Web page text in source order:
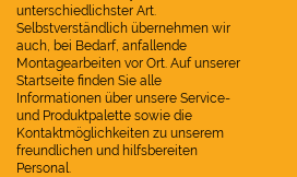
unterschiedlichster Art.
Selbstverständlich übernehmen wir
auch, bei Bedarf, anfallende
Montagearbeiten vor Ort. Auf unserer
Startseite finden Sie alle
Informationen über unsere Service-
und Produktpalette sowie die
Kontaktmöglichkeiten zu unserem
freundlichen und hilfsbereiten
Personal.